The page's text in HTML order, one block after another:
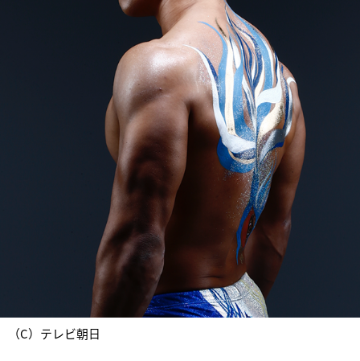
（C）テレビ朝日